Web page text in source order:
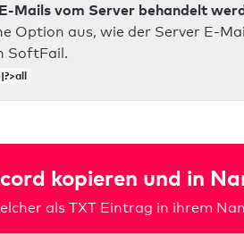
Mails vom Server behandelt
Option aus, wie der Server E-
SoftFail.
kopieren und in
als TXT Eintrag in ihrem